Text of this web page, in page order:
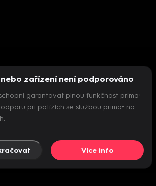
se inicializovat přehrávač
zařízení není podporováno
garantovat plnou funkčnost prima+
při potížích se službou prima+ na
Více info